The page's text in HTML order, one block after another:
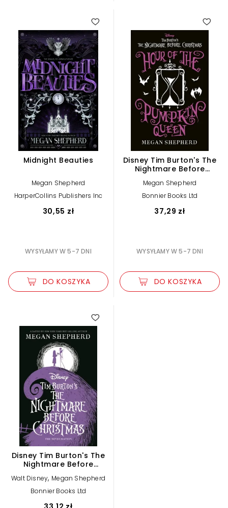
Midnight Beauties
Megan Shepherd
HarperCollins Publishers Inc
30,55 zł
WYSYŁAMY W 5-7 DNI
DO KOSZYKA
Disney Tim Burton's The
Nightmare Before
Pumpkin Queen
Megan Shepherd
Bonnier Books Ltd
37,29 zł
WYSYŁAMY W 5-7 DNI
DO KOSZYKA
Disney Tim Burton's The
Nightmare Before
Novelisation)
Walt Disney, Megan Shepherd
Bonnier Books Ltd